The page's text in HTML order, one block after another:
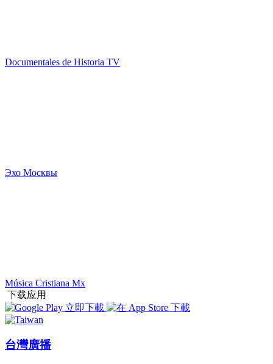
Documentales de Historia TV
Эхо Москвы
Música Cristiana Mx
下载应用
台灣廣播